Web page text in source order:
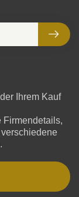
Ihrem Kauf
Firmendetails,